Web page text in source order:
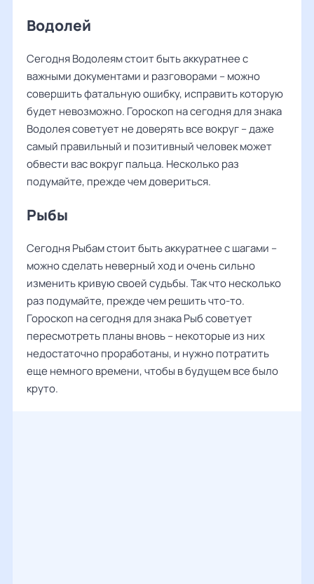
Водолей
Сегодня Водолеям стоит быть аккуратнее с
важными документами и разговорами – можно
совершить фатальную ошибку, исправить которую
будет невозможно. Гороскоп на сегодня для знака
Водолея советует не доверять все вокруг – даже
самый правильный и позитивный человек может
обвести вас вокруг пальца. Несколько раз
подумайте, прежде чем довериться.
Рыбы
Сегодня Рыбам стоит быть аккуратнее с шагами –
можно сделать неверный ход и очень сильно
изменить кривую своей судьбы. Так что несколько
раз подумайте, прежде чем решить что-то.
Гороскоп на сегодня для знака Рыб советует
пересмотреть планы вновь – некоторые из них
недостаточно проработаны, и нужно потратить
еще немного времени, чтобы в будущем все было
круто.